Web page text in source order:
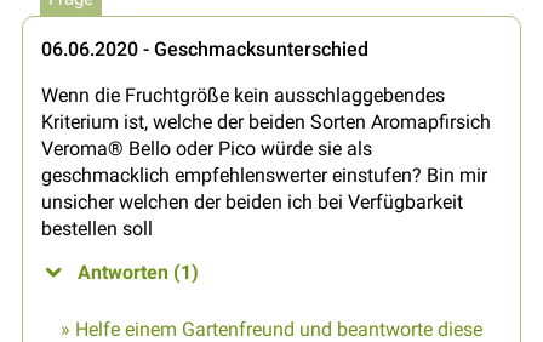
06.06.2020 - Geschmacksunterschied
Wenn die Fruchtgröße kein ausschlaggebendes
Kriterium ist, welche der beiden Sorten Aromapfirsich
Veroma® Bello oder Pico würde sie als
geschmacklich empfehlenswerter einstufen? Bin mir
unsicher welchen der beiden ich bei Verfügbarkeit
bestellen soll
Antworten (1)
» Helfe einem Gartenfreund und beantworte diese